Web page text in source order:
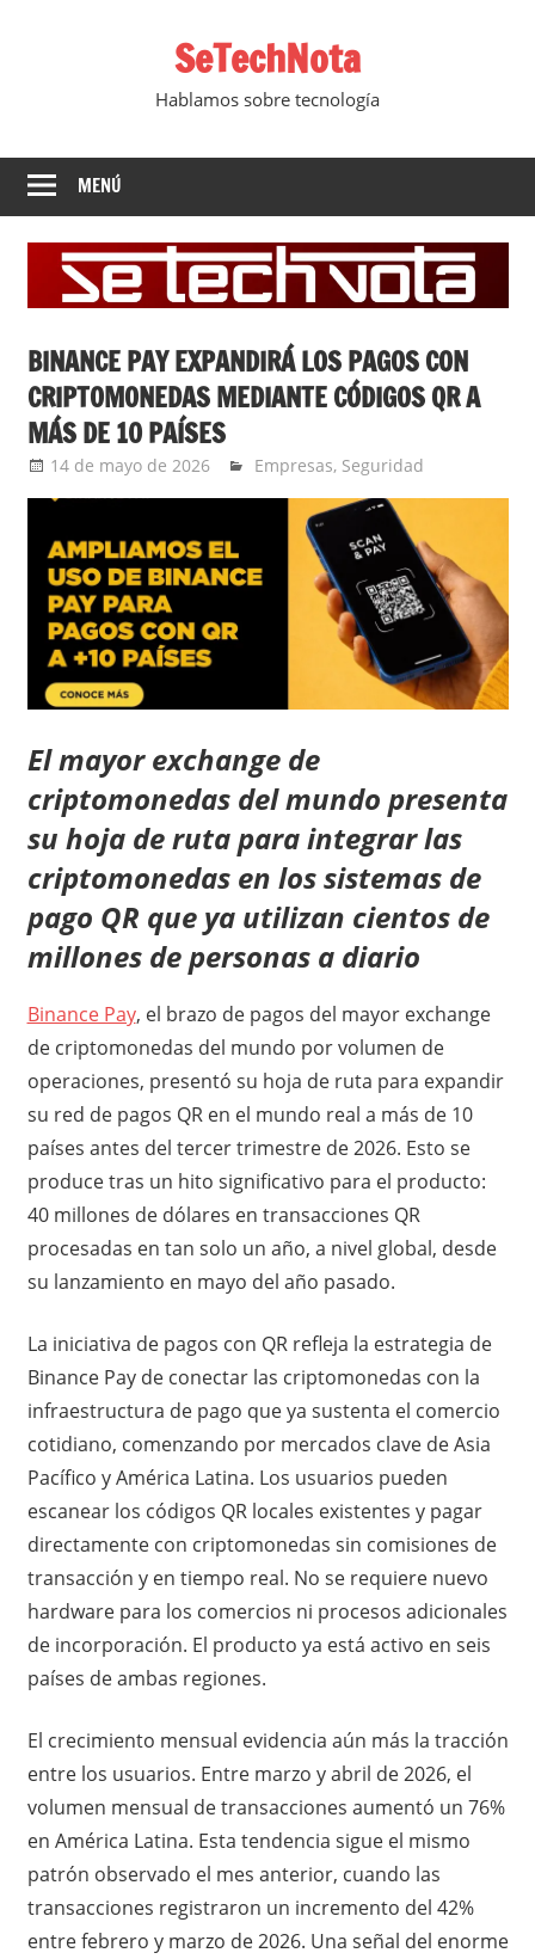
SeTechNota
Hablamos sobre tecnología
MENÚ
BINANCE PAY EXPANDIRÁ LOS PAGOS CON
CRIPTOMONEDAS MEDIANTE CÓDIGOS QR A
MÁS DE 10 PAÍSES
14 de mayo de 2026 Ernesto Herrera
Empresas, Seguridad
El mayor exchange de
criptomonedas del mundo presenta
su hoja de ruta para integrar las
criptomonedas en los sistemas de
pago QR que ya utilizan cientos de
millones de personas a diario
Binance Pay, el brazo de pagos del mayor exchange
de criptomonedas del mundo por volumen de
operaciones, presentó su hoja de ruta para expandir
su red de pagos QR en el mundo real a más de 10
países antes del tercer trimestre de 2026. Esto se
produce tras un hito significativo para el producto:
40 millones de dólares en transacciones QR
procesadas en tan solo un año, a nivel global, desde
su lanzamiento en mayo del año pasado.
La iniciativa de pagos con QR refleja la estrategia de
Binance Pay de conectar las criptomonedas con la
infraestructura de pago que ya sustenta el comercio
cotidiano, comenzando por mercados clave de Asia
Pacífico y América Latina. Los usuarios pueden
escanear los códigos QR locales existentes y pagar
directamente con criptomonedas sin comisiones de
transacción y en tiempo real. No se requiere nuevo
hardware para los comercios ni procesos adicionales
de incorporación. El producto ya está activo en seis
países de ambas regiones.
El crecimiento mensual evidencia aún más la tracción
entre los usuarios. Entre marzo y abril de 2026, el
volumen mensual de transacciones aumentó un 76%
en América Latina. Esta tendencia sigue el mismo
patrón observado el mes anterior, cuando las
transacciones registraron un incremento del 42%
entre febrero y marzo de 2026. Una señal del enorme